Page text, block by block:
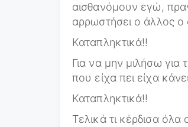
αισθανόμουν εγώ,
αρρωστήσει ο άλλος ο
Καταπληκτικά!!
Για να μην μιλήσω για
που είχα πει είχα
Καταπληκτικά!!
Τελικά τι κέρδισα όλα